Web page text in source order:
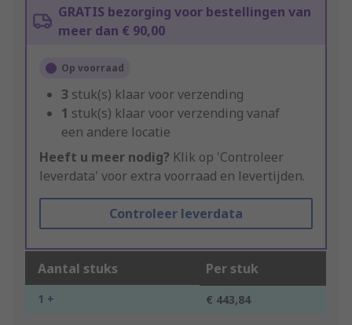
GRATIS bezorging voor bestellingen van
meer dan € 90,00
Op voorraad
3 stuk(s) klaar voor verzending
1 stuk(s) klaar voor verzending vanaf
een andere locatie
Heeft u meer nodig? Klik op 'Controleer
leverdata' voor extra voorraad en levertijden.
Controleer leverdata
Aantal stuks Per stuk
1 + € 443,84